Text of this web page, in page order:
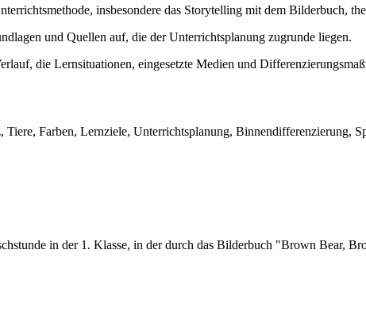
insbesondere das Storytelling mit dem Bilderbuch,
und Quellen auf, die der Unterrichtsplanung zugrunde liegen.
die Lernsituationen, eingesetzte Medien und
Farben, Lernziele, Unterrichtsplanung, Binnendifferenzierung,
in der 1. Klasse, in der durch das Bilderbuch "Brown Bear,